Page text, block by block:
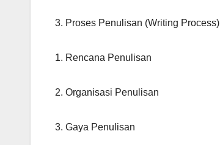
3. Proses Penulisan (Writing Process)
1. Rencana Penulisan
2. Organisasi Penulisan
3. Gaya Penulisan